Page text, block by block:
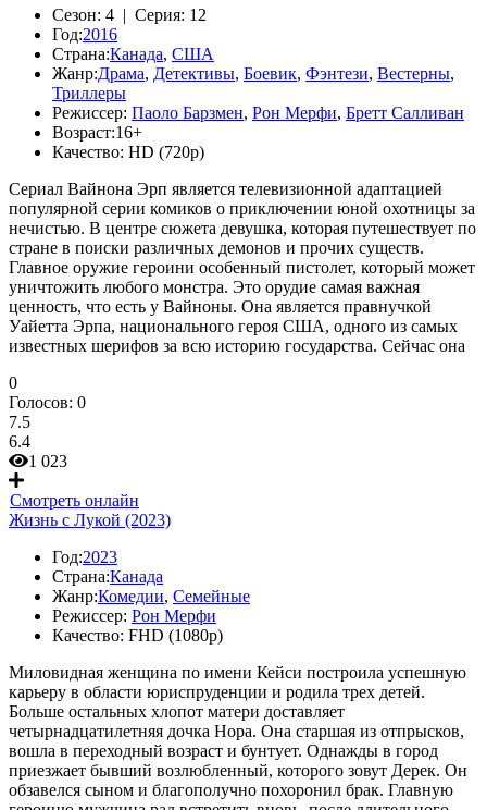
Сезон: 4 | Серия: 12
Год:2016
Страна:Канада, США
Жанр:Драма, Детективы, Боевик, Фэнтези, Вестерны,
Триллеры
Режиссер: Паоло Барзмен, Рон Мерфи, Бретт Салливан
Возраст:16+
Качество: HD (720p)
Сериал Вайнона Эрп является телевизионной адаптацией
популярной серии комиков о приключении юной охотницы за
нечистью. В центре сюжета девушка, которая путешествует по
стране в поиски различных демонов и прочих существ.
Главное оружие героини особенный пистолет, который может
уничтожить любого монстра. Это орудие самая важная
ценность, что есть у Вайноны. Она является правнучкой
Уайетта Эрпа, национального героя США, одного из самых
известных шерифов за всю историю государства. Сейчас она
0
Голосов: 0
7.5
6.4
1 023
Смотреть онлайн
Жизнь с Лукой (2023)
Год:2023
Страна:Канада
Жанр:Комедии, Семейные
Режиссер: Рон Мерфи
Качество: FHD (1080p)
Миловидная женщина по имени Кейси построила успешную
карьеру в области юриспруденции и родила трех детей.
Больше остальных хлопот матери доставляет
четырнадцатилетняя дочка Нора. Она старшая из отпрысков,
вошла в переходный возраст и бунтует. Однажды в город
приезжает бывший возлюбленный, которого зовут Дерек. Он
обзавелся сыном и благополучно похоронил брак. Главную